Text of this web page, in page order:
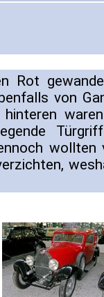
Rot
von
wollten